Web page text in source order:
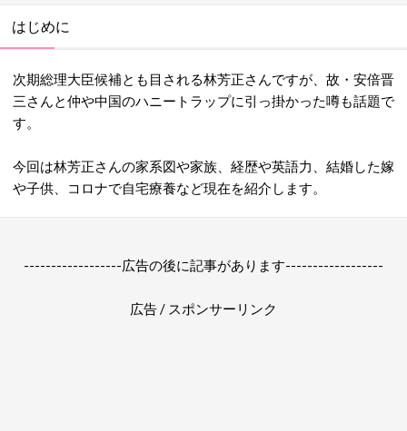
はじめに
次期総理大臣候補とも目される林芳正さんですが、故・安倍晋
三さんと仲や中国のハニートラップに引っ掛かった噂も話題で
す。
今回は林芳正さんの家系図や家族、経歴や英語力、結婚した嫁
や子供、コロナで自宅療養など現在を紹介します。
------------------広告の後に記事があります------------------
広告 / スポンサーリンク